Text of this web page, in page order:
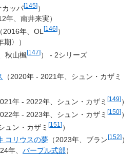
カッパ[145]）
年、 南井来実）
（2016年、OL [146] ）
期〉）
秋山楓[147]） - 2シリーズ
（2020年 - 2021年、 シュン・カザミ
年 - 2022年、 シュン・カザミ [149] ）
年 - 2023年、 シュン・カザミ [150]）
ュン・カザミ [151 ]）
コリウスの夢 （2023年、ブラン[152] ）
年、 パープル式部）